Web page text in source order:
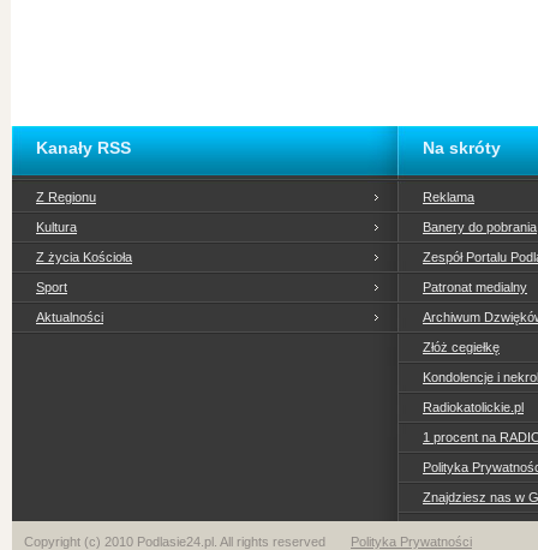
Kanały RSS
Z Regionu
Kultura
Z życia Kościoła
Sport
Aktualności
Na skróty
Reklama
Banery do pobrania
Zespół Portalu
Patronat medialny
Archiwum
Złóż cegiełkę
Kondolencje i
Radiokatolickie.pl
1 procent na
Polityka
Znajdziesz nas w
Copyright (c) 2010 Podlasie24.pl. All rights reserved Polityka Prywatności